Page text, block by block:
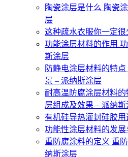
陶瓷涂层是什么 陶瓷
层
这种疏水衣服你一定
功能涂层材料的作用
斯涂层
防静电涂层材料的特
景 – 派纳斯涂层
耐高温防腐涂层材料
层组成及效果 – 派纳斯
有机硅导热灌封硅胶
功能性涂层材料的发
重防腐涂料的定义 重
纳斯涂层